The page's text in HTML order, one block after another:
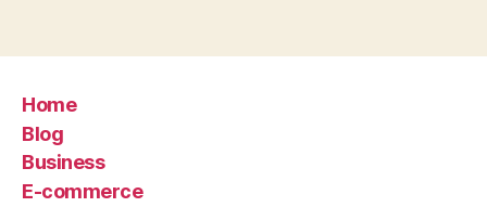
Home
Blog
Business
E-commerce